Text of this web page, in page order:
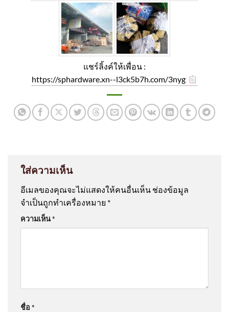
แชร์ลิ้งค์ให้เพื่อน :
https://sphardware.xn--l3ck5b7h.com/3nyg
ใส่ความเห็น
อีเมลของคุณจะไม่แสดงให้คนอื่นเห็น ช่องข้อมูล
จำเป็นถูกทำเครื่องหมาย *
ความเห็น*
ชื่อ *